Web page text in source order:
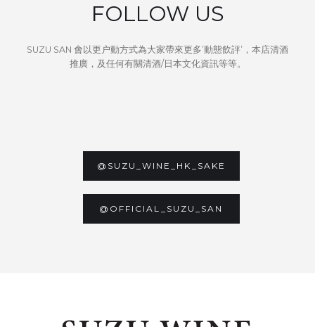
FOLLOW US
SUZU SAN 會以更户動方式為大家帶來更多’動態飲評’，本店清酒
推廣，及任何有關清酒/日本文化資訊等等。
@SUZU_WINE_HK_SAKE
@OFFICIAL_SUZU_SAN